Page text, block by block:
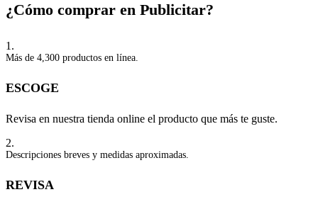
¿Cómo comprar en Publicitar?
1.
Más de 4,300 productos en línea.
ESCOGE
Revisa en nuestra tienda online el producto que más te guste.
2.
Descripciones breves y medidas aproximadas.
REVISA